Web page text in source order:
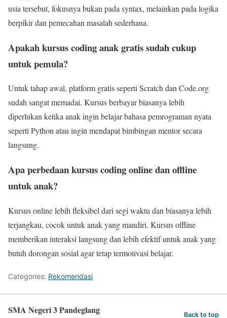
usia tersebut, fokusnya bukan pada syntax, melainkan pada logika
berpikir dan pemecahan masalah sederhana.
Apakah kursus coding anak gratis sudah cukup
untuk pemula?
Untuk tahap awal, platform gratis seperti Scratch dan Code.org
sudah sangat memadai. Kursus berbayar biasanya lebih
diperlukan ketika anak ingin belajar bahasa pemrograman nyata
seperti Python atau ingin mendapat bimbingan mentor secara
langsung.
Apa perbedaan kursus coding online dan offline
untuk anak?
Kursus online lebih fleksibel dari segi waktu dan biasanya lebih
terjangkau, cocok untuk anak yang mandiri. Kursus offline
memberikan interaksi langsung dan lebih efektif untuk anak yang
butuh dorongan sosial agar tetap termotivasi belajar.
Categories: Rekomendasi
SMA Negeri 3 Pandeglang Back to top